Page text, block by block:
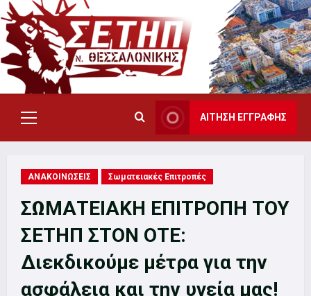
Skip
to
content
Primary
Menu
ΑΙΤΗΣΗ ΕΓΓΡΑΦΗΣ
ΑΝΑΚΟΙΝΩΣΕΙΣ Σωματειακές Επιτροπές
ΣΩΜΑΤΕΙΑΚΗ ΕΠΙΤΡΟΠΗ ΤΟΥ
ΣΕΤΗΠ ΣΤΟΝ ΟΤΕ:
Διεκδικούμε μέτρα για την
ασφάλεια και την υγεία μας!